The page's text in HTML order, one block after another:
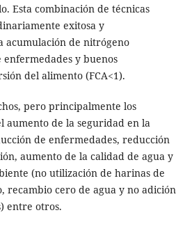
Esta combinación de técnicas
exitosa y
acumulación de nitrógeno
enfermedades y buenos
del alimento (FCA<1).
pero principalmente los
aumento de la seguridad en la
de enfermedades, reducción
aumento de la calidad de agua y
(no utilización de harinas de
recambio cero de agua y no adición
entre otros.